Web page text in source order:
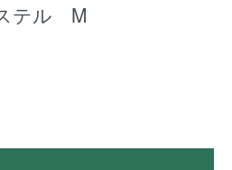
テル M